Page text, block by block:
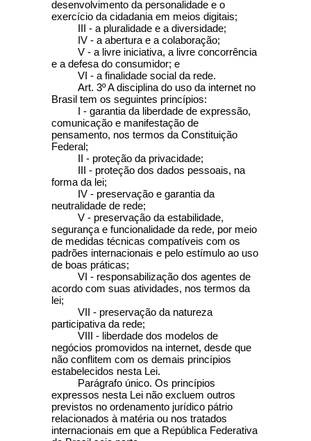
desenvolvimento da personalidade e o
exercício da cidadania em meios digitais;
III - a pluralidade e a diversidade;
IV - a abertura e a colaboração;
V - a livre iniciativa, a livre concorrência
e a defesa do consumidor; e
VI - a finalidade social da rede.
Art. 3ºA disciplina do uso da internet no
Brasil tem os seguintes princípios:
I - garantia da liberdade de expressão,
comunicação e manifestação de
pensamento, nos termos da Constituição
Federal;
II - proteção da privacidade;
III - proteção dos dados pessoais, na
forma da lei;
IV - preservação e garantia da
neutralidade de rede;
V - preservação da estabilidade,
segurança e funcionalidade da rede, por meio
de medidas técnicas compatíveis com os
padrões internacionais e pelo estímulo ao uso
de boas práticas;
VI - responsabilização dos agentes de
acordo com suas atividades, nos termos da
lei;
VII - preservação da natureza
participativa da rede;
VIII - liberdade dos modelos de
negócios promovidos na internet, desde que
não conflitem com os demais princípios
estabelecidos nesta Lei.
Parágrafo único. Os princípios
expressos nesta Lei não excluem outros
previstos no ordenamento jurídico pátrio
relacionados à matéria ou nos tratados
internacionais em que a República Federativa